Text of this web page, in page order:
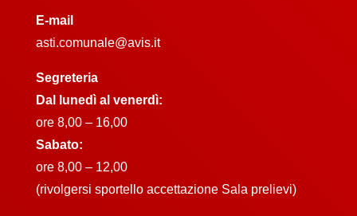
E-mail
asti.comunale@avis.it
Segreteria
Dal lunedì al venerdì:
ore 8,00 – 16,00
Sabato:
ore 8,00 – 12,00
(rivolgersi sportello accettazione Sala prelievi)